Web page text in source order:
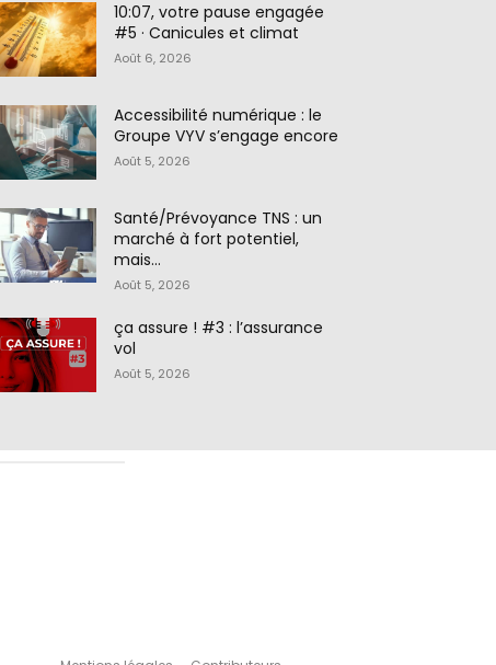
10:07, votre pause engagée
#5 · Canicules et climat
Août 6, 2026
Accessibilité numérique : le
Groupe VYV s’engage encore
Août 5, 2026
Santé/Prévoyance TNS : un
marché à fort potentiel,
mais…
Août 5, 2026
ça assure ! #3 : l’assurance
vol
Août 5, 2026